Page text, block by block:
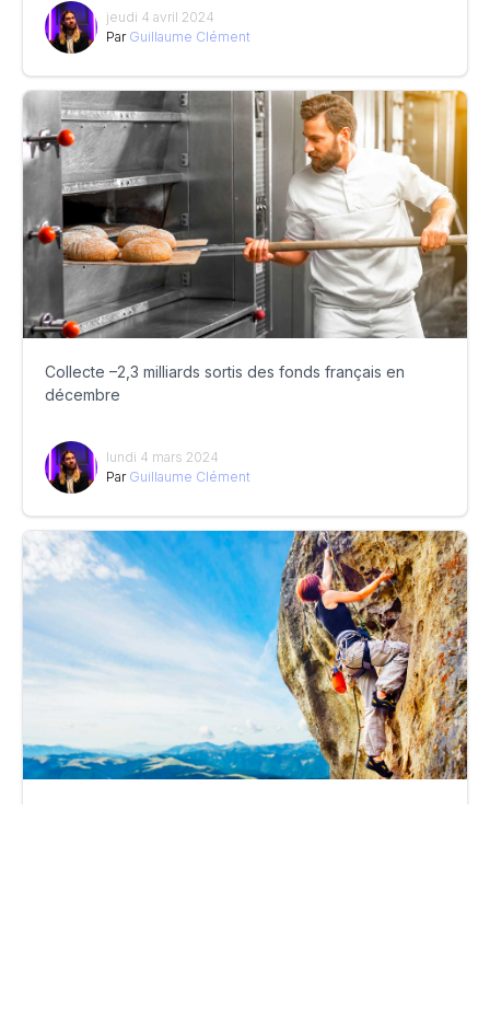
jeudi 4 avril 2024
Par Guillaume Clément
Collecte –2,3 milliards sortis des fonds français en
décembre
lundi 4 mars 2024
Par Guillaume Clément